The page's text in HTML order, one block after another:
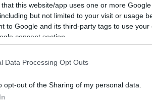
that this website/app uses one or more
but not limited to your visit or usage
to Google and its third-party tags to use
consent section.
Data Processing Opt Outs
opt-out of the Sharing of my personal data.
γλυκάκι (όπως
πρέπει να τα